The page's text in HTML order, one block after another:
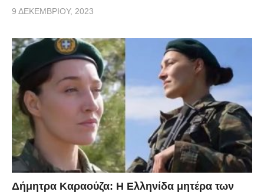
9 ΔΕΚΕΜΒΡΊΟΥ, 2023
Δήμητρα Καραούζα: Η Ελληνίδα μητέρα των